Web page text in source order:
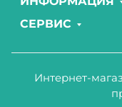
СЕРВИС
Интернет-